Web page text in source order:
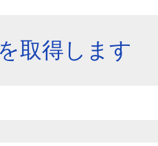
取得します